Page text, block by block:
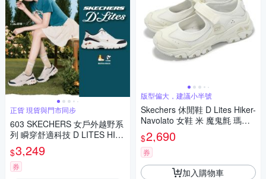
正貨 現貨與門市同步
603 SKECHERS 女戶外越野系
列 瞬穿舒適科技 D LITES HIK
ER - COZY FIT (180114NTB
K)
$3,249
券
版型偏大，建議小半號
Skechers 休閒鞋 D Lites Hiker-
Navolato 女鞋 米 魔鬼氈 瑪莉
珍鞋 山系 180211CRW
$2,690
券
加入購物車